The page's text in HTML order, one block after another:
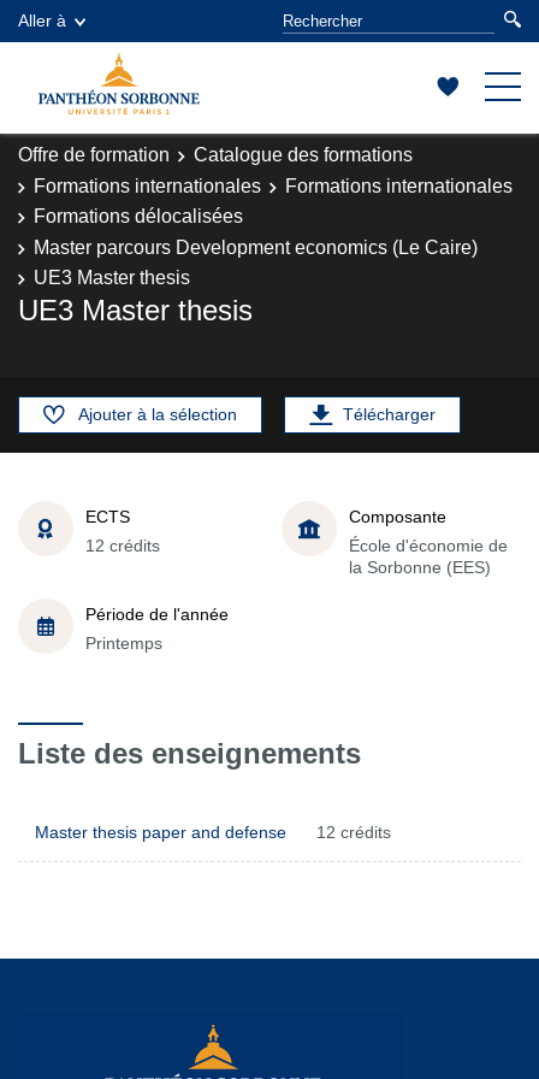
Aller à
Offre de formation
Catalogue des formations
Formations internationales
Formations internationales
Formations délocalisées
Master parcours Development economics (Le Caire)
UE3 Master thesis
UE3 Master thesis
Ajouter à la sélection Télécharger
ECTS
12 crédits
Composante
École d'économie de
la Sorbonne (EES)
Période de l'année
Printemps
Liste des enseignements
Master thesis paper and defense 12 crédits